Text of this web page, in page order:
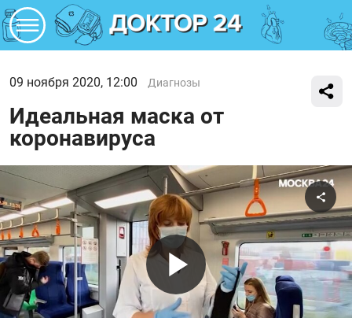
09 ноября 2020, 12:00 Диагнозы
Идеальная маска от
коронавируса